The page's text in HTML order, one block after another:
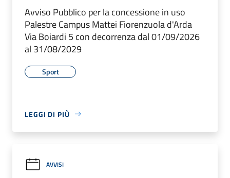
Avviso Pubblico per la concessione in uso
Palestre Campus Mattei Fiorenzuola d'Arda
Via Boiardi 5 con decorrenza dal 01/09/2026
al 31/08/2029
Sport
LEGGI DI PIÙ
AVVISI